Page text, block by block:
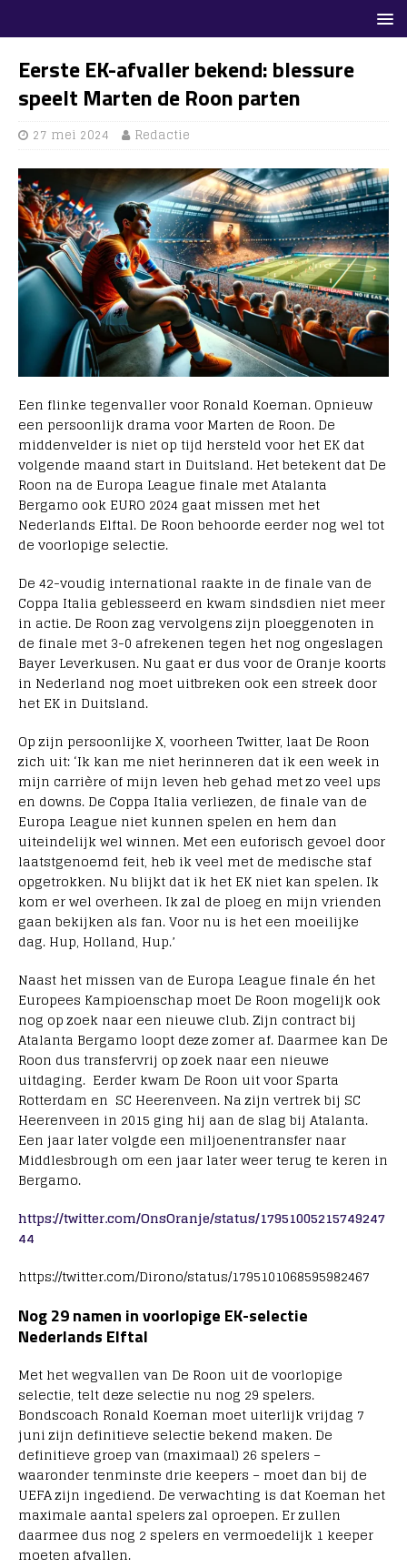
Eerste EK-afvaller bekend: blessure
speelt Marten de Roon parten
27 mei 2024 Redactie
Een flinke tegenvaller voor Ronald Koeman. Opnieuw
een persoonlijk drama voor Marten de Roon. De
middenvelder is niet op tijd hersteld voor het EK dat
volgende maand start in Duitsland. Het betekent dat De
Roon na de Europa League finale met Atalanta
Bergamo ook EURO 2024 gaat missen met het
Nederlands Elftal. De Roon behoorde eerder nog wel tot
de voorlopige selectie.
De 42-voudig international raakte in de finale van de
Coppa Italia geblesseerd en kwam sindsdien niet meer
in actie. De Roon zag vervolgens zijn ploeggenoten in
de finale met 3-0 afrekenen tegen het nog ongeslagen
Bayer Leverkusen. Nu gaat er dus voor de Oranje koorts
in Nederland nog moet uitbreken ook een streek door
het EK in Duitsland.
Op zijn persoonlijke X, voorheen Twitter, laat De Roon
zich uit: ‘Ik kan me niet herinneren dat ik een week in
mijn carrière of mijn leven heb gehad met zo veel ups
en downs. De Coppa Italia verliezen, de finale van de
Europa League niet kunnen spelen en hem dan
uiteindelijk wel winnen. Met een euforisch gevoel door
laatstgenoemd feit, heb ik veel met de medische staf
opgetrokken. Nu blijkt dat ik het EK niet kan spelen. Ik
kom er wel overheen. Ik zal de ploeg en mijn vrienden
gaan bekijken als fan. Voor nu is het een moeilijke
dag. Hup, Holland, Hup.’
Naast het missen van de Europa League finale én het
Europees Kampioenschap moet De Roon mogelijk ook
nog op zoek naar een nieuwe club. Zijn contract bij
Atalanta Bergamo loopt deze zomer af. Daarmee kan De
Roon dus transfervrij op zoek naar een nieuwe
uitdaging. Eerder kwam De Roon uit voor Sparta
Rotterdam en SC Heerenveen. Na zijn vertrek bij SC
Heerenveen in 2015 ging hij aan de slag bij Atalanta.
Een jaar later volgde een miljoenentransfer naar
Middlesbrough om een jaar later weer terug te keren in
Bergamo.
https://twitter.com/OnsOranje/status/17951005215749247
44
https://twitter.com/Dirono/status/1795101068595982467
Nog 29 namen in voorlopige EK-selectie
Nederlands Elftal
Met het wegvallen van De Roon uit de voorlopige
selectie, telt deze selectie nu nog 29 spelers.
Bondscoach Ronald Koeman moet uiterlijk vrijdag 7
juni zijn definitieve selectie bekend maken. De
definitieve groep van (maximaal) 26 spelers –
waaronder tenminste drie keepers – moet dan bij de
UEFA zijn ingediend. De verwachting is dat Koeman het
maximale aantal spelers zal oproepen. Er zullen
daarmee dus nog 2 spelers en vermoedelijk 1 keeper
moeten afvallen.